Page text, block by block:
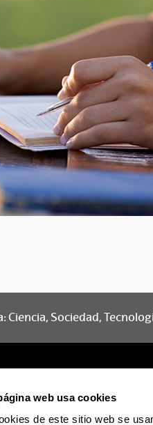
web usa cookies
de este sitio web se
Ciencia, Sociedad,